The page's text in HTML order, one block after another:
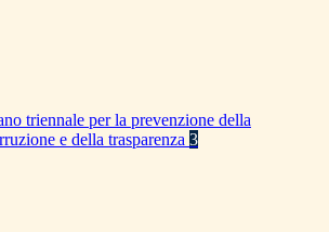
triennale per la prevenzione della
e della trasparenza 3